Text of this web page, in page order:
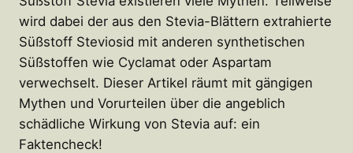
wird dabei der aus den Stevia-Blättern extrahierte
Süßstoff Steviosid mit anderen synthetischen
Süßstoffen wie Cyclamat oder Aspartam
verwechselt. Dieser Artikel räumt mit gängigen
Mythen und Vorurteilen über die angeblich
schädliche Wirkung von Stevia auf: ein
Faktencheck!